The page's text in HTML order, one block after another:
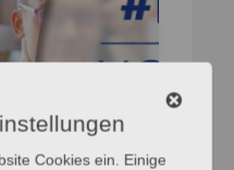
Cookies ein. Einige